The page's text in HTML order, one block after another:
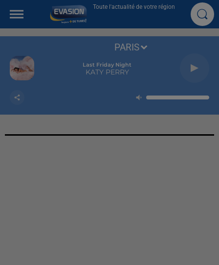
Toute l'actualité de votre région
Last Friday Night
KATY PERRY
PARIS